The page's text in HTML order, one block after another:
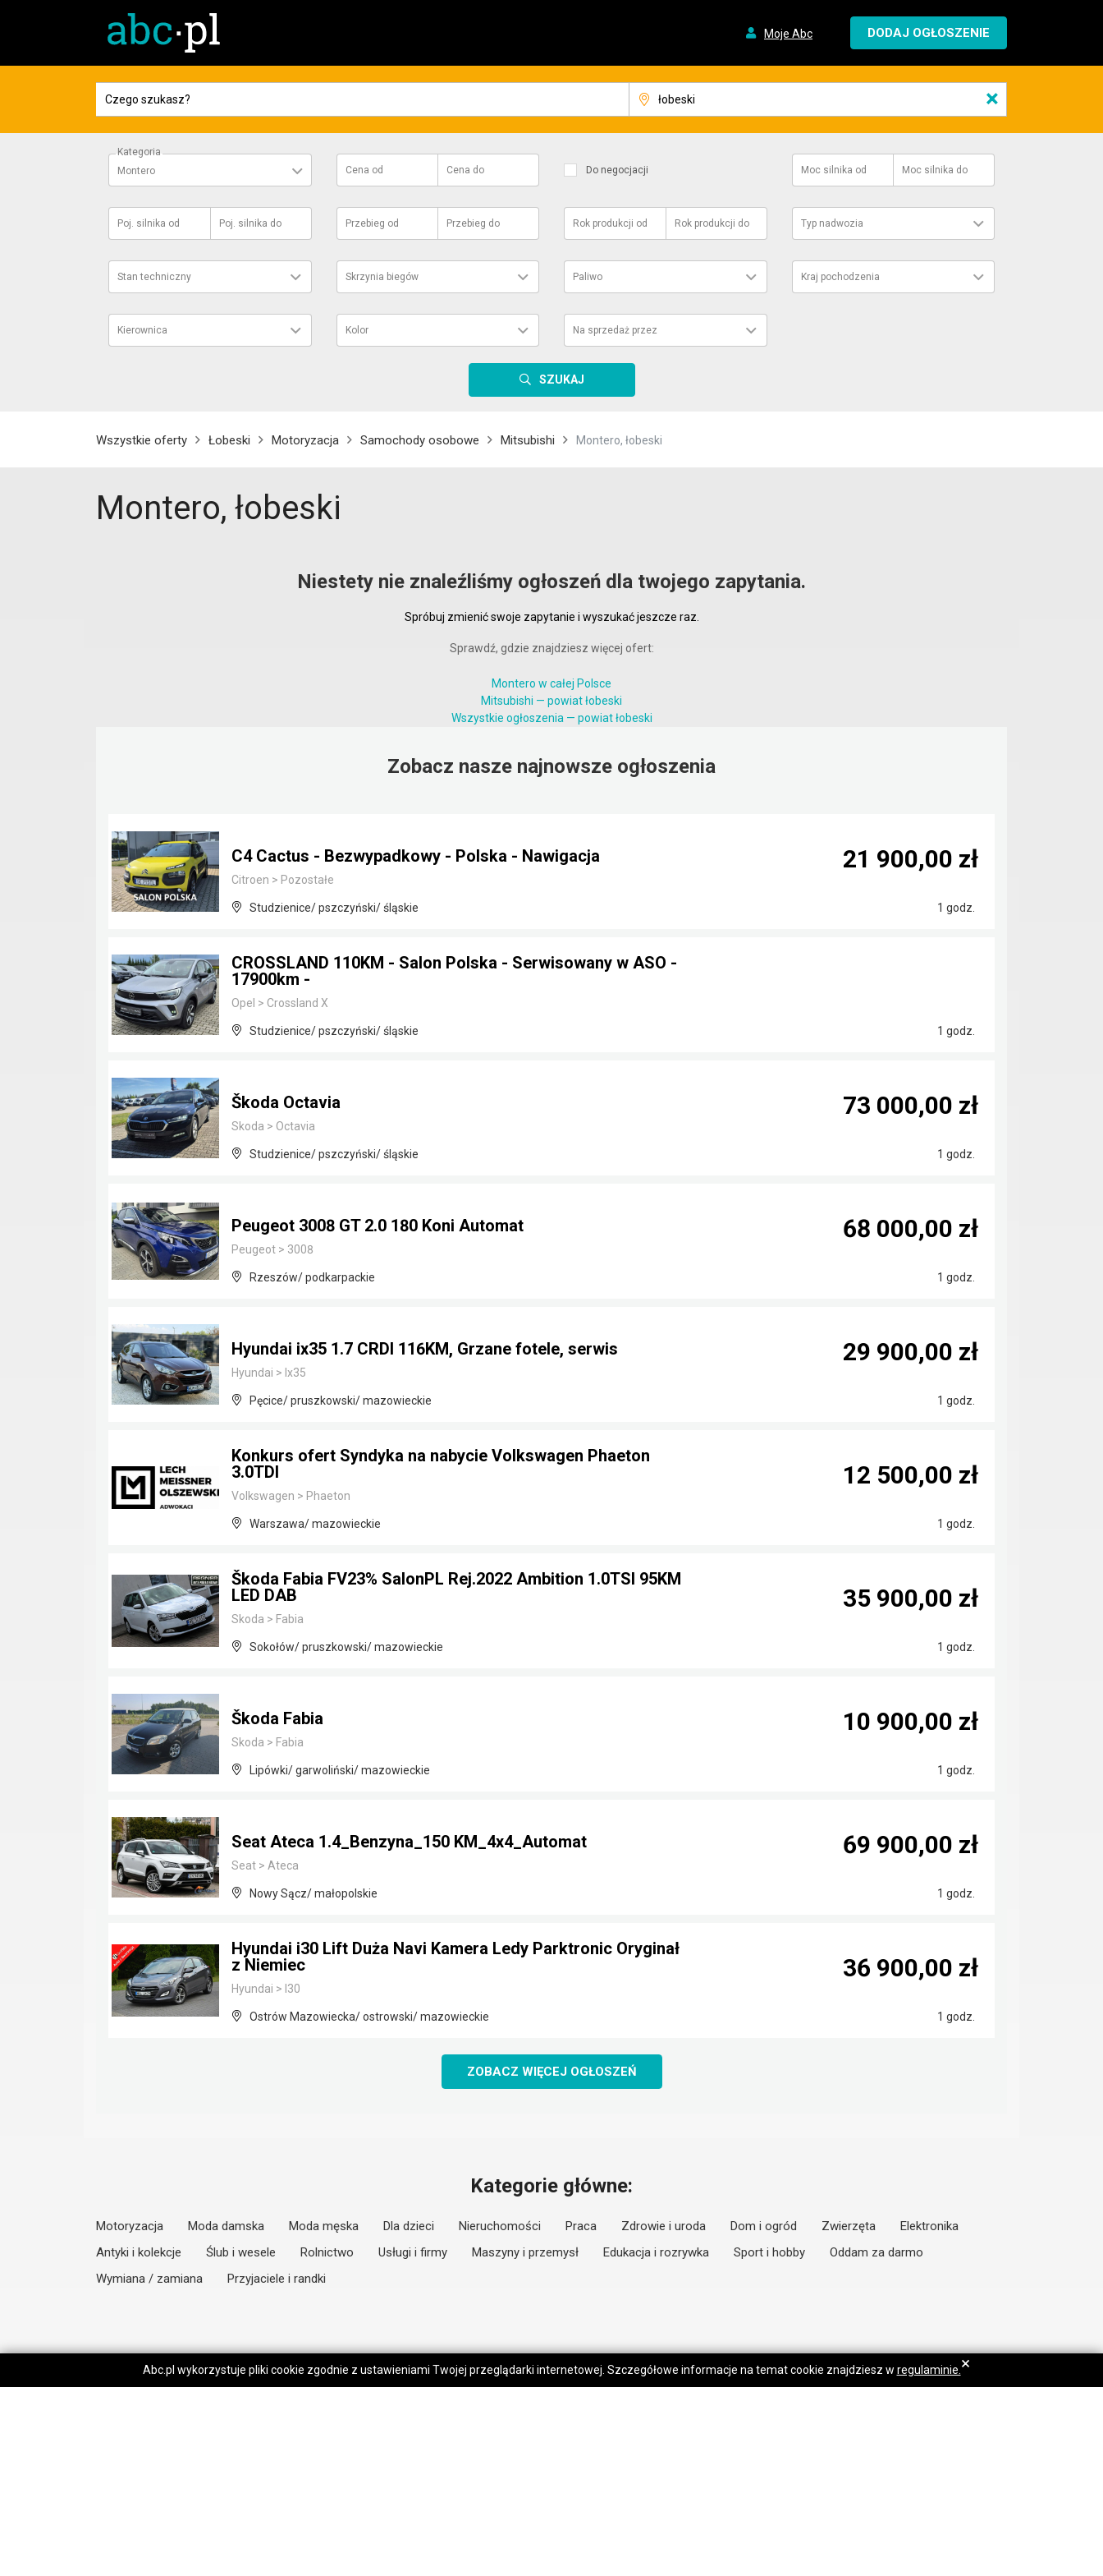
Moje Abc DODAJ OGŁOSZENIE
×
Kategoria
Montero
Cena od Cena do Do negocjacji Moc silnika od Moc silnika do
Poj. silnika od Poj. silnika do Przebieg od Przebieg do Rok produkcji od Rok produkcji do Typ nadwozia
Stan techniczny Skrzynia biegów Paliwo Kraj pochodzenia
Kierownica Kolor Na sprzedaż przez
SZUKAJ
Wszystkie oferty Łobeski Motoryzacja Samochody osobowe Mitsubishi Montero, łobeski
Montero, łobeski
Niestety nie znaleźliśmy ogłoszeń dla twojego zapytania.
Spróbuj zmienić swoje zapytanie i wyszukać jeszcze raz.
Sprawdź, gdzie znajdziesz więcej ofert:
Montero w całej Polsce
Mitsubishi — powiat łobeski
Wszystkie ogłoszenia — powiat łobeski
Zobacz nasze najnowsze ogłoszenia
C4 Cactus - Bezwypadkowy - Polska - Nawigacja
Citroen > Pozostałe
Studzienice/ pszczyński/ śląskie 1 godz.
21 900,00 zł
CROSSLAND 110KM - Salon Polska - Serwisowany w ASO -
17900km -
Opel > Crossland X
Studzienice/ pszczyński/ śląskie 1 godz.
Škoda Octavia
Skoda > Octavia
Studzienice/ pszczyński/ śląskie 1 godz.
73 000,00 zł
Peugeot 3008 GT 2.0 180 Koni Automat
Peugeot > 3008
Rzeszów/ podkarpackie 1 godz.
68 000,00 zł
Hyundai ix35 1.7 CRDI 116KM, Grzane fotele, serwis
Hyundai > Ix35
Pęcice/ pruszkowski/ mazowieckie 1 godz.
29 900,00 zł
Konkurs ofert Syndyka na nabycie Volkswagen Phaeton
3.0TDI
Volkswagen > Phaeton
Warszawa/ mazowieckie 1 godz.
12 500,00 zł
Škoda Fabia FV23% SalonPL Rej.2022 Ambition 1.0TSI 95KM
LED DAB
Skoda > Fabia
Sokołów/ pruszkowski/ mazowieckie 1 godz.
35 900,00 zł
Škoda Fabia
Skoda > Fabia
Lipówki/ garwoliński/ mazowieckie 1 godz.
10 900,00 zł
Seat Ateca 1.4_Benzyna_150 KM_4x4_Automat
Seat > Ateca
Nowy Sącz/ małopolskie 1 godz.
69 900,00 zł
Hyundai i30 Lift Duża Navi Kamera Ledy Parktronic Oryginał
z Niemiec
Hyundai > I30
Ostrów Mazowiecka/ ostrowski/ mazowieckie 1 godz.
36 900,00 zł
ZOBACZ WIĘCEJ OGŁOSZEŃ
Kategorie główne:
Motoryzacja Moda damska Moda męska Dla dzieci Nieruchomości Praca Zdrowie i uroda Dom i ogród Zwierzęta
Elektronika
Antyki i kolekcje
Ślub i wesele Rolnictwo Usługi i firmy Maszyny i przemysł Edukacja i rozrywka Sport i hobby
Oddam za darmo
Wymiana / zamiana
Przyjaciele i randki
Abc.pl wykorzystuje pliki cookie zgodnie z ustawieniami Twojej przeglądarki internetowej. Szczegółowe informacje na temat cookie znajdziesz w regulaminie. ×